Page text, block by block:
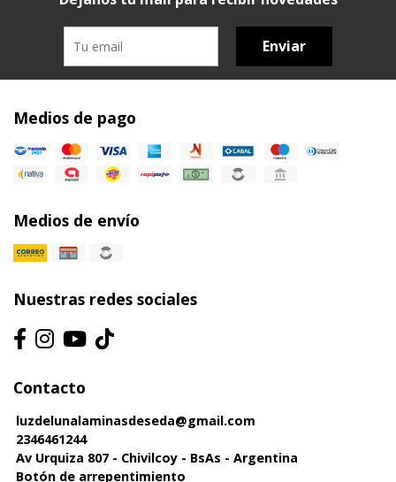
Enviar
Medios de pago
Medios de envío
Nuestras redes sociales
Contacto
luzdelunalaminasdeseda@gmail.com
2346461244
Av Urquiza 807 - Chivilcoy - BsAs - Argentina
Botón de arrepentimiento